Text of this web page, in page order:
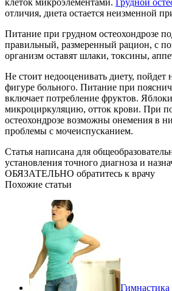
клеток микроэлементами. Грудной
отличия, диета остается неизменной
Питание при грудном остеохондрозе
правильный, размеренный рацион, с
организм оставят шлаки, токсины,
Не стоит недооценивать диету, пойдет
фигуре больного. Питание при
включает потребление фруктов.
микроциркуляцию, отток крови. При
остеохондрозе возможны онемения в
проблемы с мочеиспусканием.
Статья написана для
установления точного диагноза и
ОБЯЗАТЕЛЬНО обратитесь к врачу
Похожие статьи
Гимнастика